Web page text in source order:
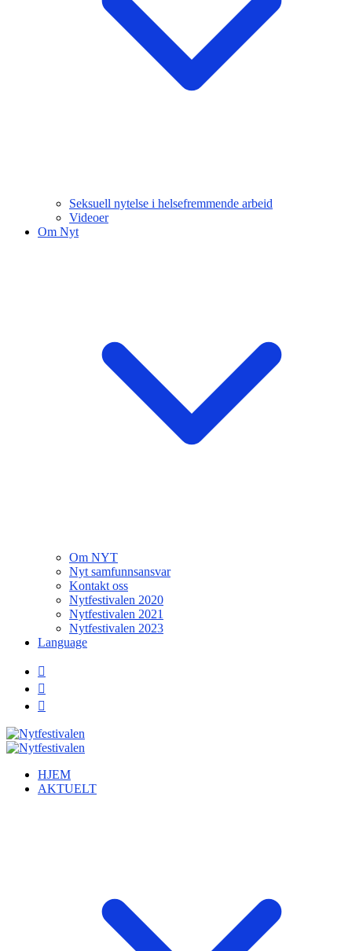
Seksuell nytelse i helsefremmende arbeid
Videoer
Om Nyt
Om NYT
Nyt samfunnsansvar
Kontakt oss
Nytfestivalen 2020
Nytfestivalen 2021
Nytfestivalen 2023
Language
HJEM
AKTUELT